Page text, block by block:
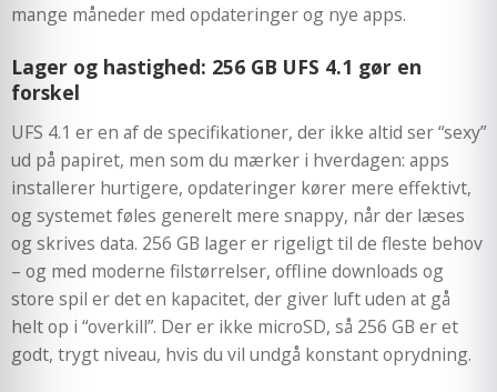
mange måneder med opdateringer og nye apps.
Lager og hastighed: 256 GB UFS 4.1 gør en
forskel
UFS 4.1 er en af de specifikationer, der ikke altid ser “sexy”
ud på papiret, men som du mærker i hverdagen: apps
installerer hurtigere, opdateringer kører mere effektivt,
og systemet føles generelt mere snappy, når der læses
og skrives data. 256 GB lager er rigeligt til de fleste behov
– og med moderne filstørrelser, offline downloads og
store spil er det en kapacitet, der giver luft uden at gå
helt op i “overkill”. Der er ikke microSD, så 256 GB er et
godt, trygt niveau, hvis du vil undgå konstant oprydning.